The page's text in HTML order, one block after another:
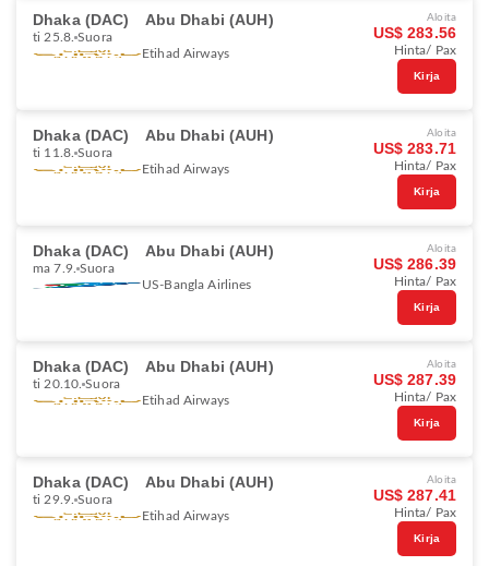
Dhaka (DAC) Abu Dhabi (AUH)
ti 25.8. Suora
Etihad Airways
Aloita
US$ 283.56
Hinta/ Pax
Kirja
Dhaka (DAC) Abu Dhabi (AUH)
ti 11.8. Suora
Etihad Airways
Aloita
US$ 283.71
Hinta/ Pax
Kirja
Dhaka (DAC) Abu Dhabi (AUH)
ma 7.9. Suora
US-Bangla Airlines
Aloita
US$ 286.39
Hinta/ Pax
Kirja
Dhaka (DAC) Abu Dhabi (AUH)
ti 20.10. Suora
Etihad Airways
Aloita
US$ 287.39
Hinta/ Pax
Kirja
Dhaka (DAC) Abu Dhabi (AUH)
ti 29.9. Suora
Etihad Airways
Aloita
US$ 287.41
Hinta/ Pax
Kirja